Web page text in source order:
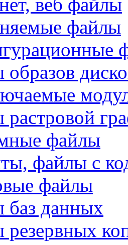
веб файлы
файлы
файлы
файлы с
файлы
данных